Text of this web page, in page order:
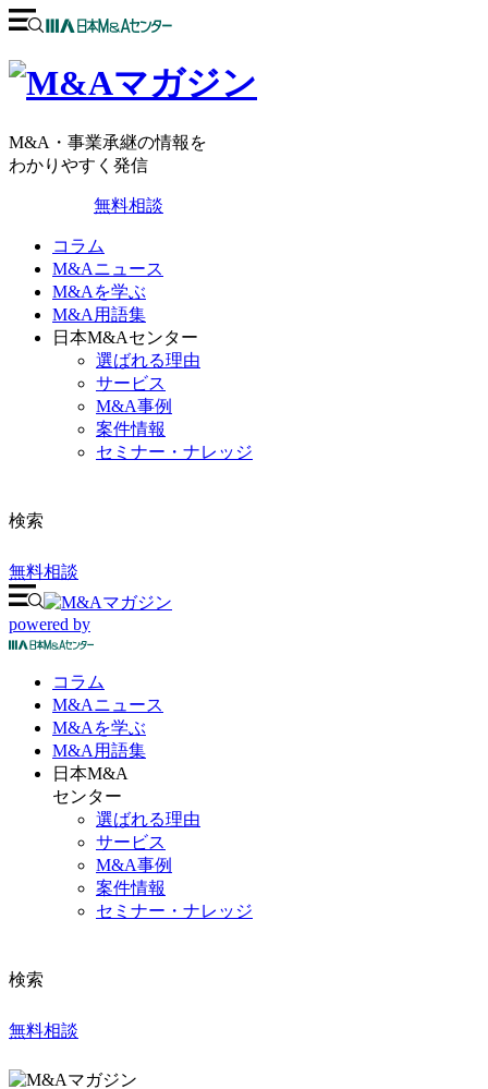
M&A・事業承継の情報を
わかりやすく発信
無料相談
コラム
M&Aニュース
M&Aを学ぶ
M&A用語集
日本M&Aセンター
選ばれる理由
サービス
M&A事例
案件情報
セミナー・ナレッジ
検索
無料相談
powered by
コラム
M&Aニュース
M&Aを学ぶ
M&A 用語集
日本M&A
センター
選ばれる理由
サービス
M&A事例
案件情報
セミナー・ナレッジ
検索
無料相談